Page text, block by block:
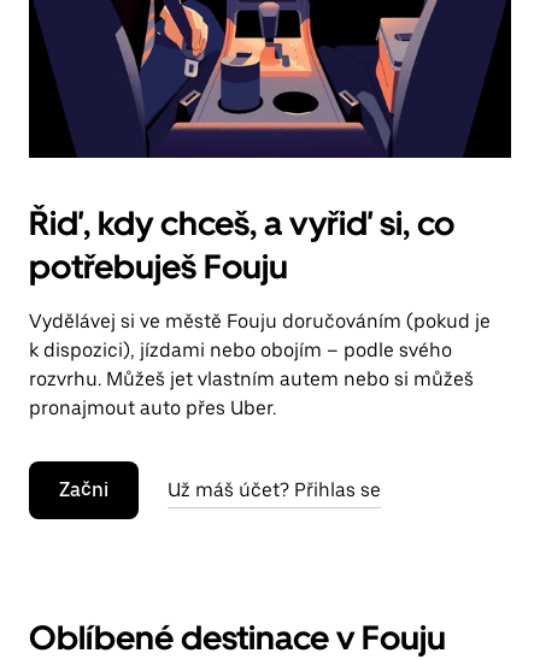
Řiď, kdy chceš, a vyřiď si, co
potřebuješ Fouju
Vydělávej si ve městě Fouju doručováním (pokud je
k dispozici), jízdami nebo obojím – podle svého
rozvrhu. Můžeš jet vlastním autem nebo si můžeš
pronajmout auto přes Uber.
Začni Už máš účet? Přihlas se
Oblíbené destinace v Fouju